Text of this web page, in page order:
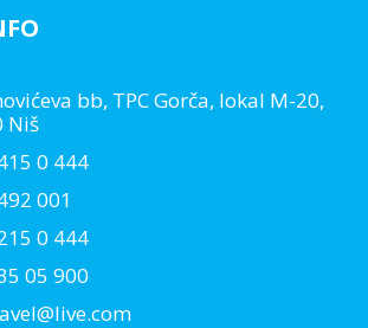
bb, TPC Gorča, lokal M-20,
Niš
0 444
001
0 444
05 900